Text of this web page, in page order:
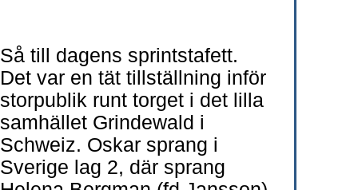
Så till dagens sprintstafett.
Det var en tät tillställning inför
storpublik runt torget i det lilla
samhället Grindewald i
Schweiz. Oskar sprang i
Sverige lag 2, där sprang